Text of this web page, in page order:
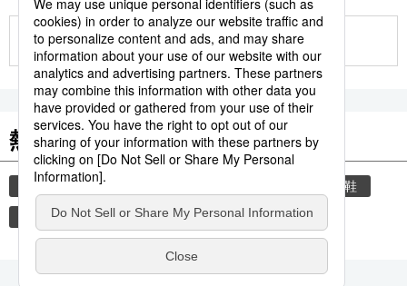
更多
熱門關鍵詞
教育 禮儀 脫鞋
家庭 江戶時代 江戶幕府